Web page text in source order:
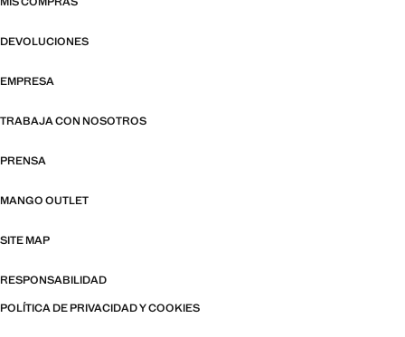
DEVOLUCIONES
EMPRESA
TRABAJA CON NOSOTROS
PRENSA
MANGO OUTLET
SITE MAP
RESPONSABILIDAD
POLÍTICA DE PRIVACIDAD Y COOKIES